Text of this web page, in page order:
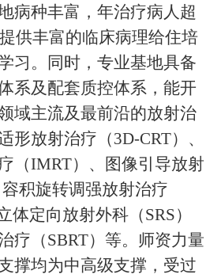
病种丰富，年治疗病人超
供丰富的临床病理给住培
习。同时，专业基地具备
系及配套质控体系，能开
域主流及最前沿的放射治
形放射治疗（3D-CRT）、
（IMRT）、图像引导放射
积旋转调强放射治疗
体定向放射外科（SRS）
疗（SBRT）等。师资力量
撑均为中高级支撑，受过